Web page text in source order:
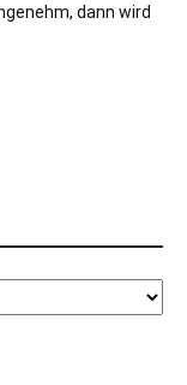
dann wird